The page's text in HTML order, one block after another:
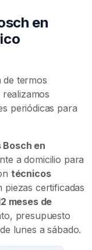
en
de termos
periódicas para
en
a domicilio para
técnicos
piezas certificadas
meses de
presupuesto
lunes a sábado.